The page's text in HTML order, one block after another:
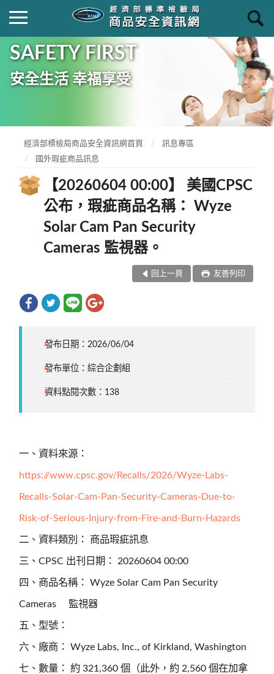
SAFETY FIRST
安全生活 幸福享受
經濟部標檢局商品安全資訊網首頁
訊息專區
國外瑕疵商品訊息
【20260604 00:00】 美國CPSC
公布，瑕疵商品名稱： Wyze
Solar Cam Pan Security
Cameras 監視器。
回上一頁 友善列印
發布日期：2026/06/04
發布單位：綜合企劃組
資料點閱次數：138
一、資料來源：
https://www.cpsc.gov/Recalls/2026/Wyze-Labs-
Recalls-Solar-Cam-Pan-Security-Cameras-Due-to-
Risk-of-Serious-Injury-from-Fire-and-Burn-Hazards
二、資料類別： 商品瑕疵訊息
三、CPSC 出刊日期： 20260604 00:00
四、商品名稱： Wyze Solar Cam Pan Security
Cameras 監視器
五、型號：
六、廠商： Wyze Labs, Inc., of Kirkland, Washington
七、數量： 約 321,360 個（此外，約 2,560 個在加拿